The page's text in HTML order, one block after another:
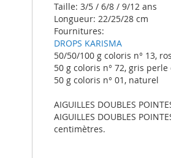
Taille: 3/5 / 6/8 / 9/12 ans
Longueur: 22/25/28 cm
Fournitures:
DROPS KARISMA
50/50/100 g coloris n° 13,
50 g coloris n° 72, gris
50 g coloris n° 01, naturel
AIGUILLES DOUBLES
AIGUILLES DOUBLES
centimètres.